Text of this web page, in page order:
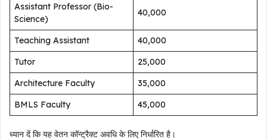
Assistant Professor (Bio-
Science)
₹40,000
Teaching Assistant
₹40,000
Tutor
₹25,000
Architecture Faculty
₹35,000
BMLS Faculty
₹45,000
ध्यान दें कि यह वेतन कॉन्ट्रैक्ट अवधि के लिए निर्धारित है।